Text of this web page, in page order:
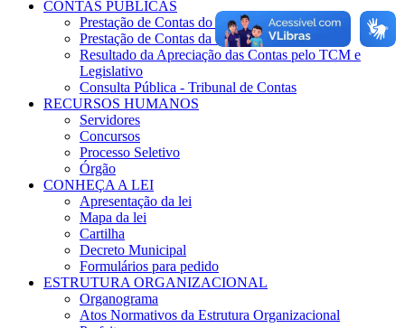
CONTAS PÚBLICAS
Prestação de Contas do Governo
Prestação de Contas da Gestão
Resultado da Apreciação das Contas pelo TCM e
Legislativo
Consulta Pública - Tribunal de Contas
RECURSOS HUMANOS
Servidores
Concursos
Processo Seletivo
Órgão
CONHEÇA A LEI
Apresentação da lei
Mapa da lei
Cartilha
Decreto Municipal
Formulários para pedido
ESTRUTURA ORGANIZACIONAL
Organograma
Atos Normativos da Estrutura Organizacional